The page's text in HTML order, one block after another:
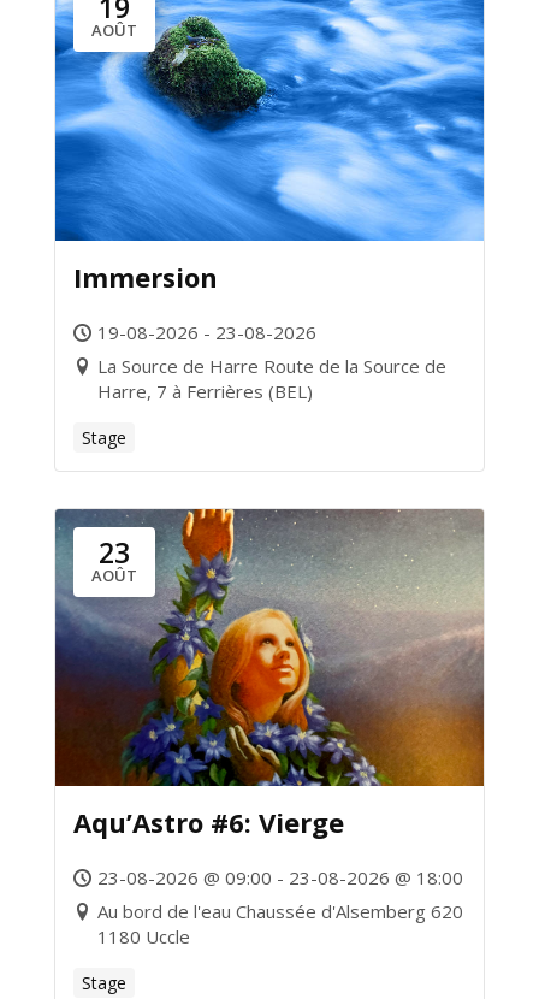
AOÛT
Immersion
19-08-2026 - 23-08-2026
La Source de Harre Route de la Source de
Harre, 7 à Ferrières (BEL)
Stage
23
AOÛT
Aqu’Astro #6: Vierge
23-08-2026 @ 09:00 - 23-08-2026 @ 18:00
Au bord de l'eau Chaussée d'Alsemberg 620
1180 Uccle
Stage